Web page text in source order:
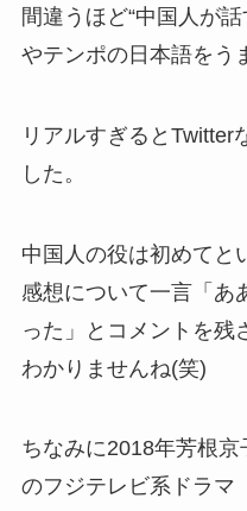
間違うほど“中国人が
やテンポの日本語をう
リアルすぎるとTwitter
した。
中国人の役は初めてと
感想について一言「あ
った」とコメントを残
わかりませんね(笑)
ちなみに2018年芳根
のフジテレビ系ドラマ